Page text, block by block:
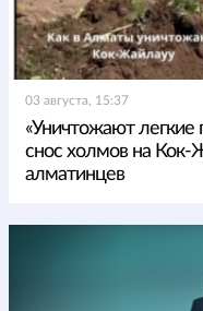
03 августа, 15:37
«Уничтожают легкие
снос холмов на Кок-
алматинцев